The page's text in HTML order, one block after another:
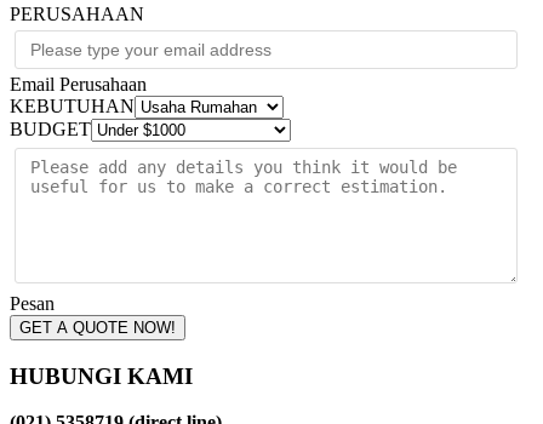
PERUSAHAAN
Email Perusahaan
KEBUTUHAN
BUDGET
Pesan
GET A QUOTE NOW!
HUBUNGI KAMI